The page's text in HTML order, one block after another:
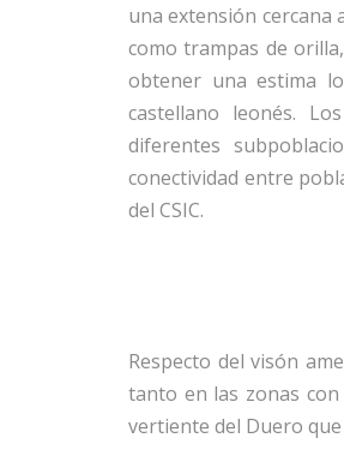
una extensión cercana
como trampas de
obtener una estima
castellano leonés.
diferentes
conectividad entre
del CSIC.
Respecto del visón
tanto en las zonas
vertiente del Duero